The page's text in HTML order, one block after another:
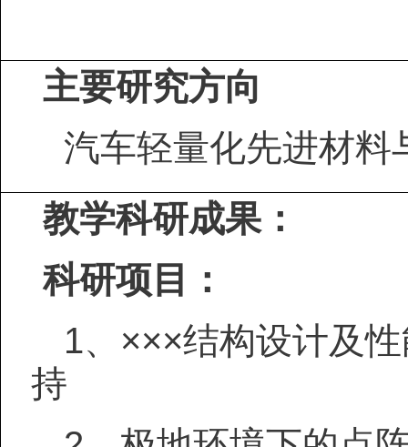
主要研究方向
汽车轻量化先进材料
教学科研成果：
科研项目：
1、 ×××结构设计及
持